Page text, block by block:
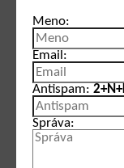
Meno:
Email:
Antispam:
Správa: